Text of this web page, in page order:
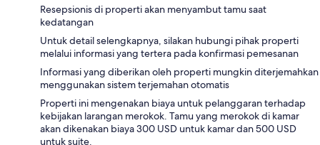
Resepsionis di properti akan menyambut tamu saat
kedatangan
Untuk detail selengkapnya, silakan hubungi pihak properti
melalui informasi yang tertera pada konfirmasi pemesanan
Informasi yang diberikan oleh properti mungkin diterjemahkan
menggunakan sistem terjemahan otomatis
Properti ini mengenakan biaya untuk pelanggaran terhadap
kebijakan larangan merokok. Tamu yang merokok di kamar
akan dikenakan biaya 300 USD untuk kamar dan 500 USD
untuk suite.